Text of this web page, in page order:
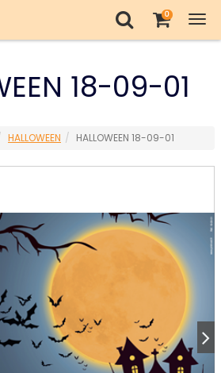
0
18-09-01
HALLOWEEN HALLOWEEN 18-09-01